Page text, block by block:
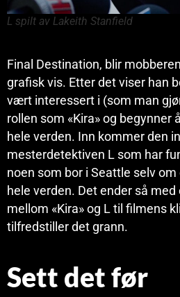
L spilt av Lakeith Stanfield
Final Destination, blir
grafisk vis. Etter det viser han
vært interessert i (som man
rollen som «Kira» og begynner
hele verden. Inn kommer den
mesterdetektiven L som har
noen som bor i Seattle selv
hele verden. Det ender så
mellom «Kira» og L til filmens
tilfredstiller det grann.
Sett det før